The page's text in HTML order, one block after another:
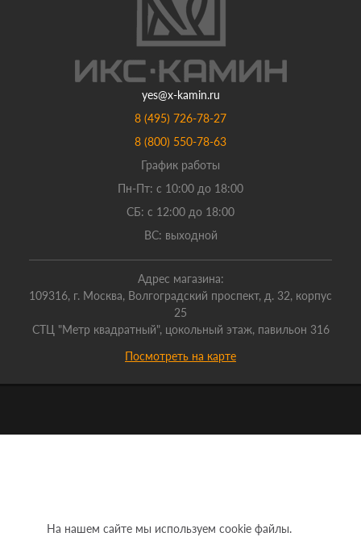
yes@x-kamin.ru
8 (495) 726-78-27
8 (800) 550-78-63
График работы
Пн-Пт: с 10:00 до 18:00
СБ: с 12:00 до 18:00
ВС: выходной
Адрес магазина:
109316, г. Москва, Волгоградский проспект, д. 32, корпус
25
СТЦ "Метр квадратный", цокольный этаж, павильон 316
Посмотреть на карте
На нашем сайте мы используем cookie файлы.